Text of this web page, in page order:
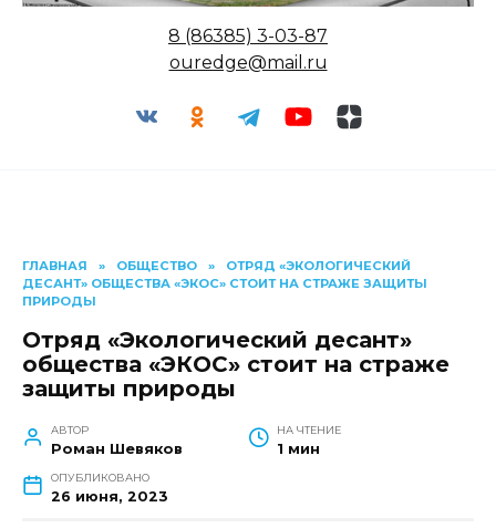
8 (86385) 3-03-87
ouredge@mail.ru
ГЛАВНАЯ » ОБЩЕСТВО »
ОТРЯД «ЭКОЛОГИЧЕСКИЙ
ДЕСАНТ» ОБЩЕСТВА «ЭКОС» СТОИТ НА СТРАЖЕ ЗАЩИТЫ
ПРИРОДЫ
Отряд «Экологический десант»
общества «ЭКОС» стоит на страже
защиты природы
АВТОР
Роман Шевяков
НА ЧТЕНИЕ
1 мин
ОПУБЛИКОВАНО
26 июня, 2023